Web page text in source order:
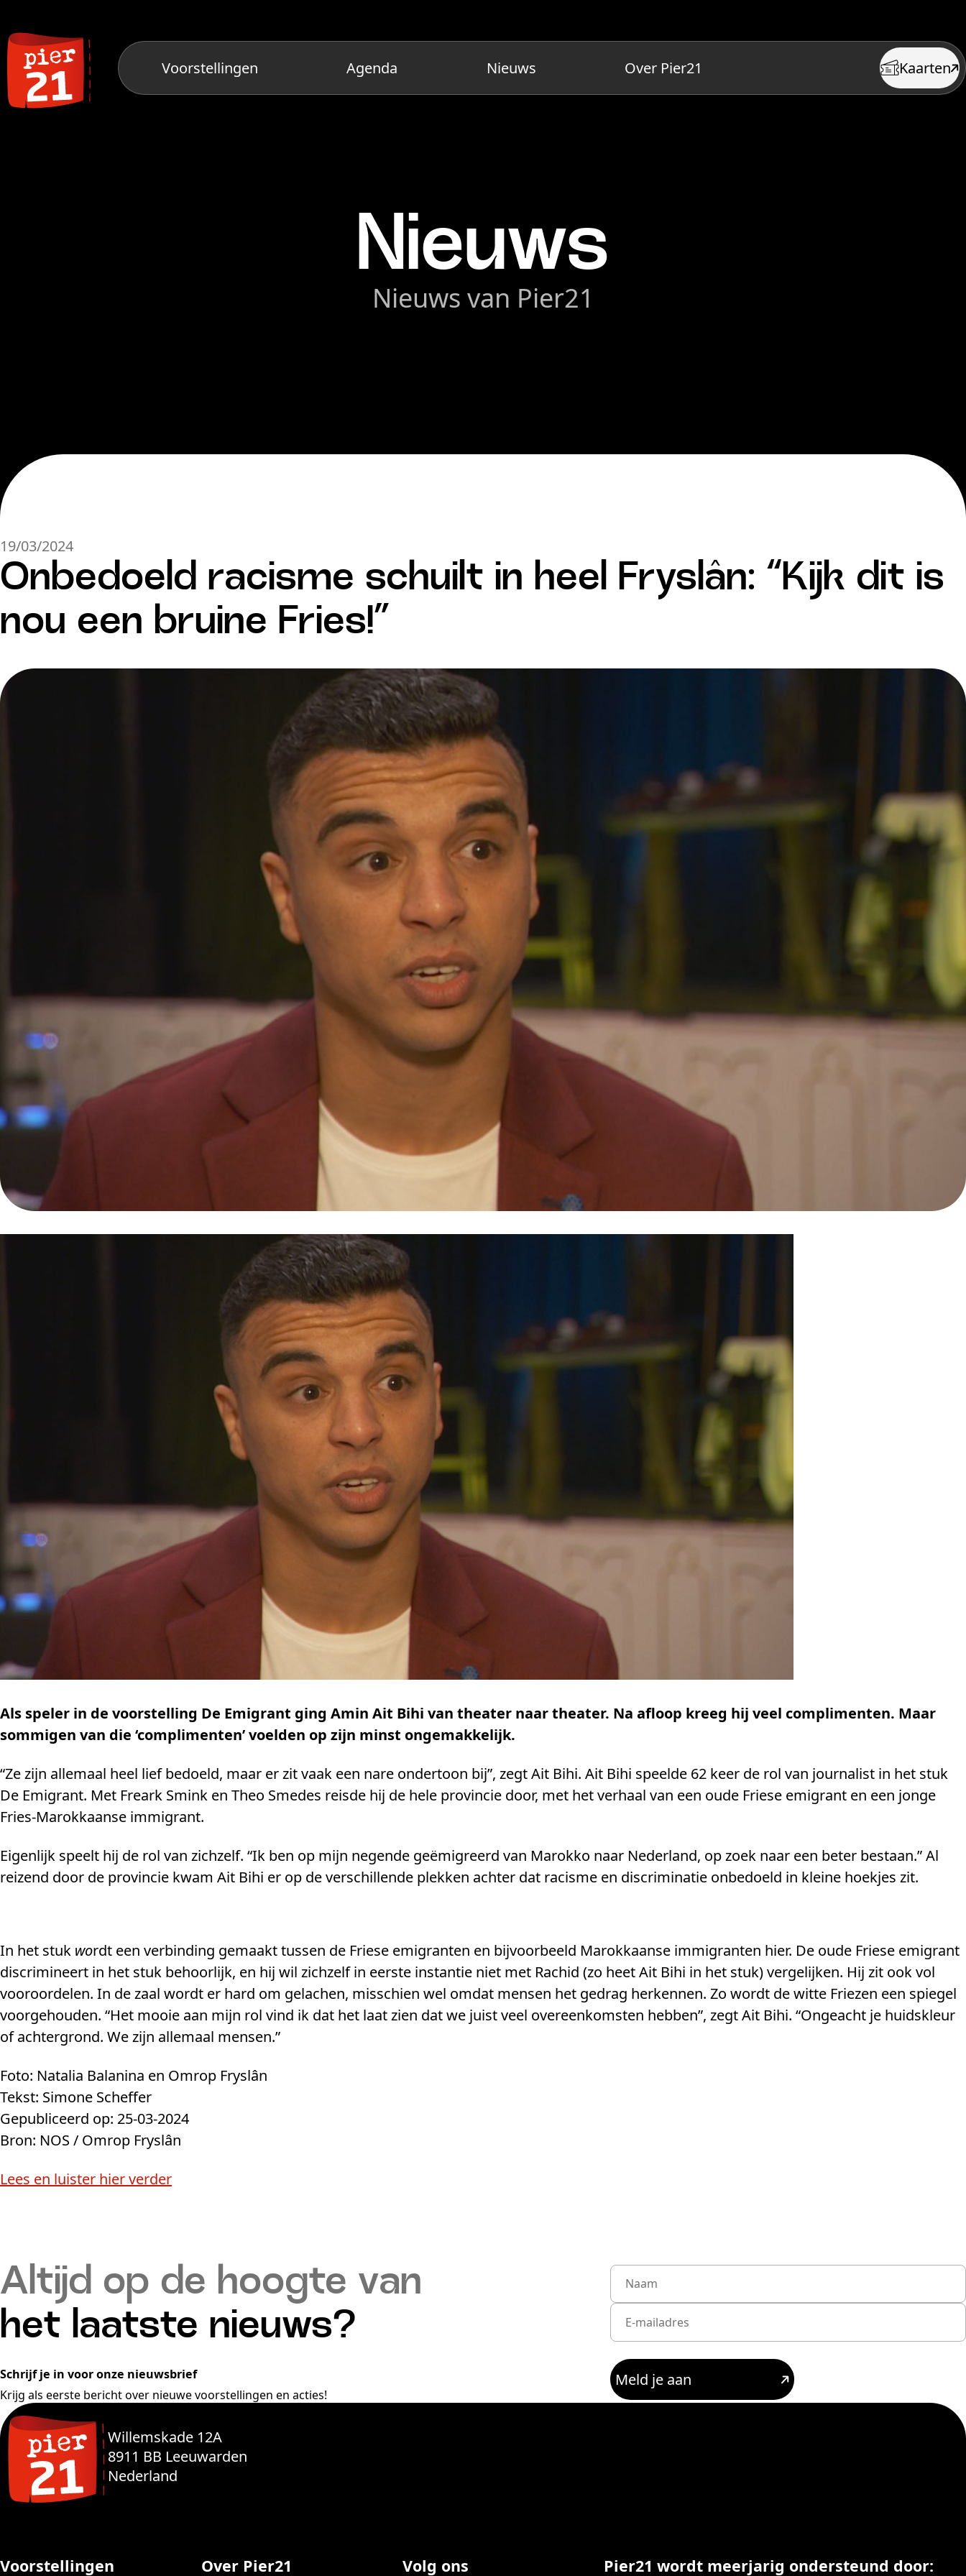
Voorstellingen Agenda Nieuws Over Pier21 Kaarten
Nieuws
Nieuws van Pier21
19/03/2024
Onbedoeld racisme schuilt in heel Fryslân: “Kijk dit is
nou een bruine Fries!”
Als speler in de voorstelling De Emigrant ging Amin Ait Bihi van theater naar theater. Na afloop kreeg hij veel complimenten. Maar
sommigen van die ‘complimenten’ voelden op zijn minst ongemakkelijk.
“Ze zijn allemaal heel lief bedoeld, maar er zit vaak een nare ondertoon bij”, zegt Ait Bihi. Ait Bihi speelde 62 keer de rol van journalist in het stuk
De Emigrant. Met Freark Smink en Theo Smedes reisde hij de hele provincie door, met het verhaal van een oude Friese emigrant en een jonge
Fries-Marokkaanse immigrant.
Eigenlijk speelt hij de rol van zichzelf. “Ik ben op mijn negende geëmigreerd van Marokko naar Nederland, op zoek naar een beter bestaan.” Al
reizend door de provincie kwam Ait Bihi er op de verschillende plekken achter dat racisme en discriminatie onbedoeld in kleine hoekjes zit.
In het stuk wordt een verbinding gemaakt tussen de Friese emigranten en bijvoorbeeld Marokkaanse immigranten hier. De oude Friese emigrant
discrimineert in het stuk behoorlijk, en hij wil zichzelf in eerste instantie niet met Rachid (zo heet Ait Bihi in het stuk) vergelijken. Hij zit ook vol
vooroordelen. In de zaal wordt er hard om gelachen, misschien wel omdat mensen het gedrag herkennen. Zo wordt de witte Friezen een spiegel
voorgehouden. “Het mooie aan mijn rol vind ik dat het laat zien dat we juist veel overeenkomsten hebben”, zegt Ait Bihi. “Ongeacht je huidskleur
of achtergrond. We zijn allemaal mensen.”
Foto: Natalia Balanina en Omrop Fryslân
Tekst: Simone Scheffer
Gepubliceerd op: 25-03-2024
Bron: NOS / Omrop Fryslân
Lees en luister hier verder
Altijd op de hoogte van
het laatste nieuws?
Schrijf je in voor onze nieuwsbrief
Krijg als eerste bericht over nieuwe voorstellingen en acties!
Meld je aan
Willemskade 12A
8911 BB Leeuwarden
Nederland
Voorstellingen Over Pier21 Volg ons Pier21 wordt meerjarig ondersteund door: